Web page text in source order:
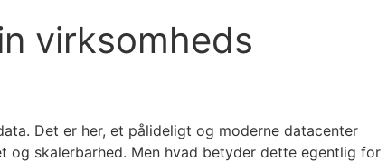
virksomheds
Det er her, et pålideligt og moderne datacenter
og skalerbarhed. Men hvad betyder dette egentlig for